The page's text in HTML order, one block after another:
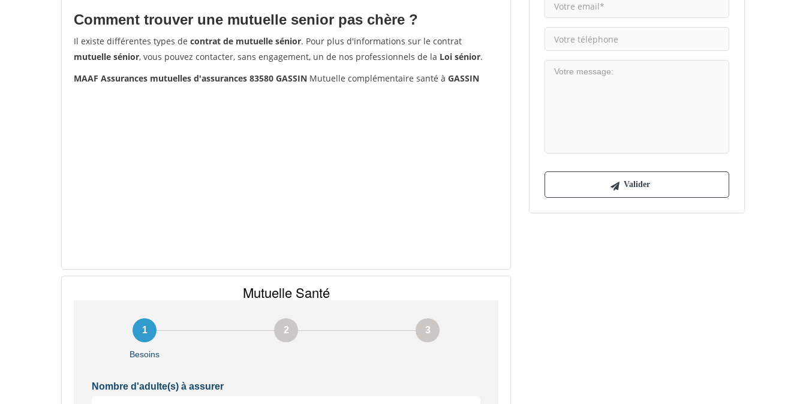
Comment trouver une mutuelle senior pas chère ?
Il existe différentes types de contrat de mutuelle sénior. Pour plus d'informations sur le contrat
mutuelle sénior, vous pouvez contacter, sans engagement, un de nos professionnels de la Loi sénior.
MAAF Assurances mutuelles d'assurances 83580 GASSIN Mutuelle complémentaire santé à GASSIN